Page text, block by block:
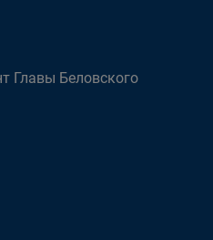
Главы Беловского